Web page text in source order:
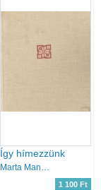
Így hímezzünk
Marta Mannová
1 100 Ft